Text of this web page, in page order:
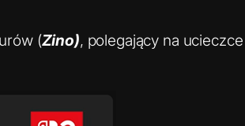
(Zino), polegający na